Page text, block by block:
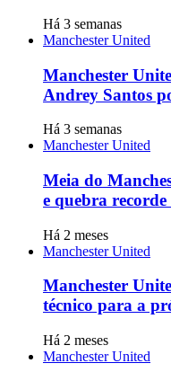
Há 3 semanas
Manchester United
Manchester
Andrey Santos
Há 3 semanas
Manchester United
Meia do
e quebra
Há 2 meses
Manchester United
Manchester
técnico para a
Há 2 meses
Manchester United